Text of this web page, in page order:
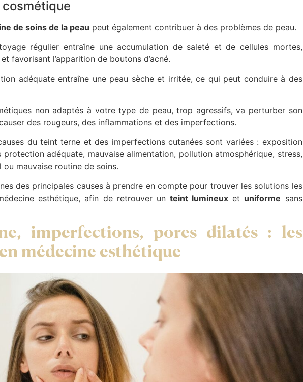
de soins de la peau peut également contribuer à des problèmes de peau.
régulier entraîne une accumulation de saleté et de cellules mortes,
favorisant l’apparition de boutons d’acné.
adéquate entraîne une peau sèche et irritée, ce qui peut conduire à des
non adaptés à votre type de peau, trop agressifs, va perturber son
des rougeurs, des inflammations et des imperfections.
du teint terne et des imperfections cutanées sont variées : exposition
protection adéquate, mauvaise alimentation, pollution atmosphérique, stress,
ou mauvaise routine de soins.
des principales causes à prendre en compte pour trouver les solutions les
esthétique, afin de retrouver un teint lumineuxet uniforme sans
imperfections, pores dilatés : les
médecine esthétique